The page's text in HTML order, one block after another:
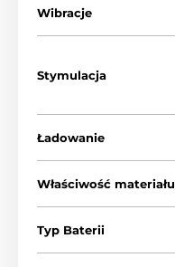
Wibracje
Stymulacja
Ładowanie
Właściwość materiału
Typ Baterii